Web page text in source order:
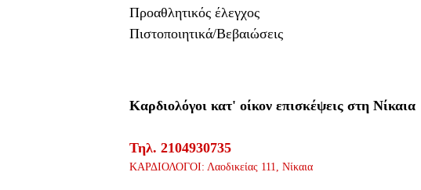
Προαθλητικός έλεγχος
Πιστοποιητικά/Βεβαιώσεις
Καρδιολόγοι κατ' οίκον επισκέψεις στη Νίκαια
Τηλ. 2104930735
ΚΑΡΔΙΟΛΟΓΟΙ: Λαοδικείας 111, Νίκαια